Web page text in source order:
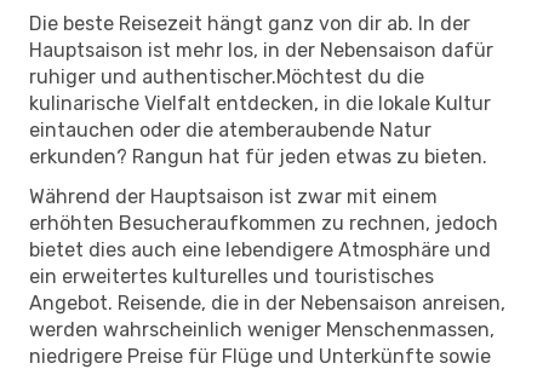
Die beste Reisezeit hängt ganz von dir ab. In der
Hauptsaison ist mehr los, in der Nebensaison dafür
ruhiger und authentischer.Möchtest du die
kulinarische Vielfalt entdecken, in die lokale Kultur
eintauchen oder die atemberaubende Natur
erkunden? Rangun hat für jeden etwas zu bieten.
Während der Hauptsaison ist zwar mit einem
erhöhten Besucheraufkommen zu rechnen, jedoch
bietet dies auch eine lebendigere Atmosphäre und
ein erweitertes kulturelles und touristisches
Angebot. Reisende, die in der Nebensaison anreisen,
werden wahrscheinlich weniger Menschenmassen,
niedrigere Preise für Flüge und Unterkünfte sowie